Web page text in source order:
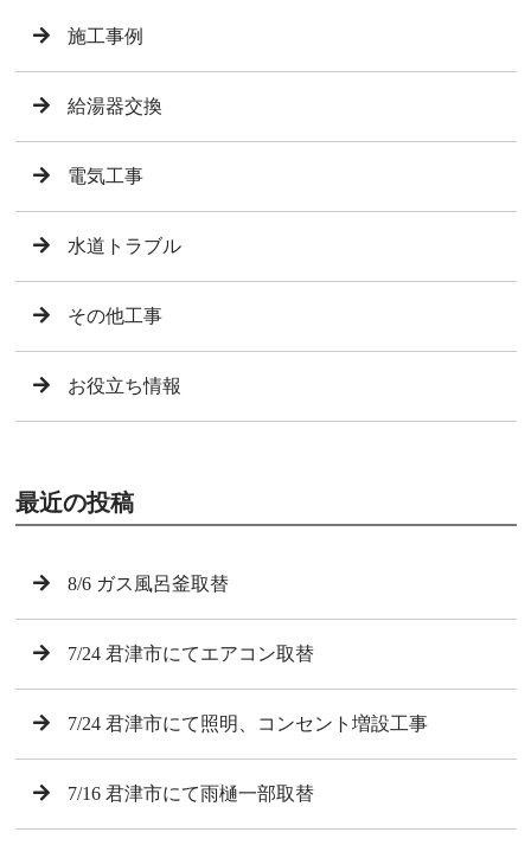
施工事例
給湯器交換
電気工事
水道トラブル
その他工事
お役立ち情報
最近の投稿
8/6 ガス風呂釜取替
7/24 君津市にてエアコン取替
7/24 君津市にて照明、コンセント増設工事
7/16 君津市にて雨樋一部取替